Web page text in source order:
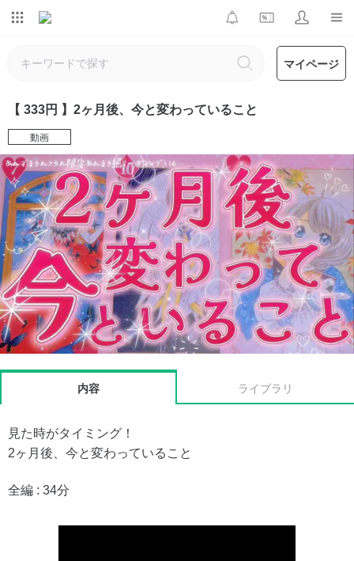
マイページ
【 333円 】2ヶ月後、今と変わっていること
動画
内容 ライブラリ
見た時がタイミング！
2ヶ月後、今と変わっていること
全編 : 34分